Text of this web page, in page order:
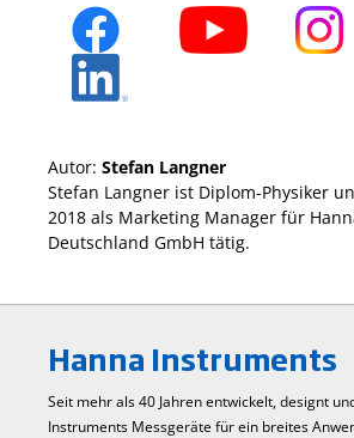
Autor: Stefan Langner
Stefan Langner ist Diplom-Physiker
2018 als Marketing Manager für
Deutschland GmbH tätig.
Hanna Instruments
Seit mehr als 40 Jahren entwickelt, designt
Instruments Mess­geräte für ein breites